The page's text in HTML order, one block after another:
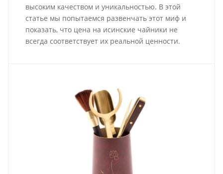
высоким качеством и уникальностью. В этой
статье мы попытаемся развенчать этот миф и
показать, что цена на исинские чайники не
всегда соответствует их реальной ценности.